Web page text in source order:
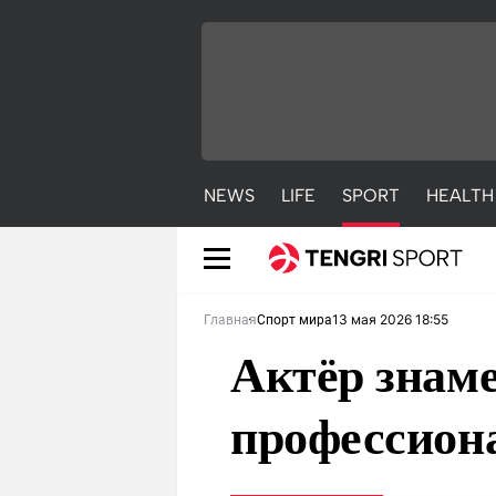
NEWS LIFE SPORT HEALTH
ГлавнаяСпорт мира13 мая 2026 18:55
Актёр